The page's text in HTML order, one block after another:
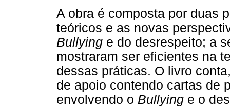
A obra é composta por duas
teóricos e as novas
Bullying e do desrespeito; a
mostraram ser eficientes na
dessas práticas. O livro
de apoio contendo cartas de
envolvendo o Bullying e o